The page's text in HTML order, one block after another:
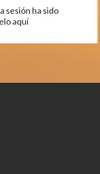
sesión ha sido
aquí